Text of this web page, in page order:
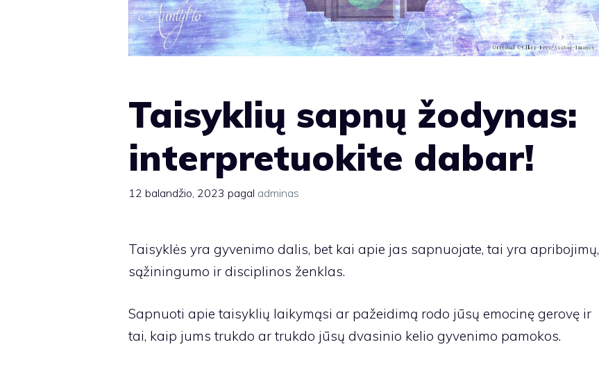
Taisyklių sapnų žodynas:
interpretuokite dabar!
12 balandžio, 2023 pagal adminas
Taisyklės yra gyvenimo dalis, bet kai apie jas sapnuojate, tai yra apribojimų,
sąžiningumo ir disciplinos ženklas.
Sapnuoti apie taisyklių laikymąsi ar pažeidimą rodo jūsų emocinę gerovę ir
tai, kaip jums trukdo ar trukdo jūsų dvasinio kelio gyvenimo pamokos.